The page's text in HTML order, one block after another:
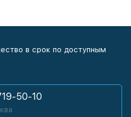
в срок по доступным
50-10